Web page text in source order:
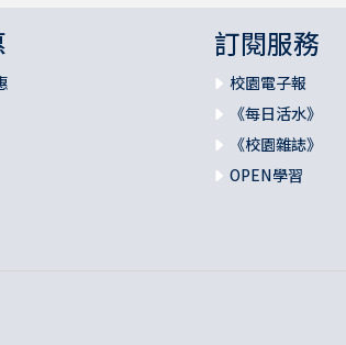
訂閱服務
校園電子報
《每日活水》
《校園雜誌》
OPEN學習